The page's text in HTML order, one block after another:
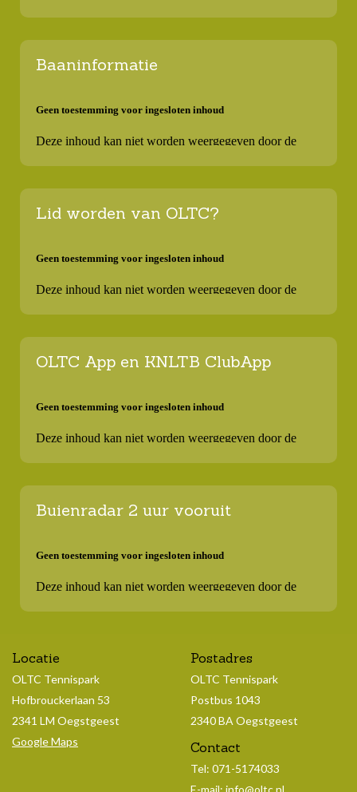
Baaninformatie
Lid worden van OLTC?
OLTC App en KNLTB ClubApp
Buienradar 2 uur vooruit
Locatie
OLTC Tennispark
Hofbrouckerlaan 53
2341 LM Oegstgeest
Google Maps
Postadres
OLTC Tennispark
Postbus 1043
2340 BA Oegstgeest
Contact
Tel: 071-5174033
E-mail: info@oltc.nl